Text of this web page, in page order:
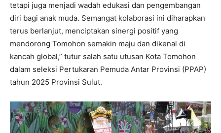
tetapi juga menjadi wadah edukasi dan pengembangan
diri bagi anak muda. Semangat kolaborasi ini diharapkan
terus berlanjut, menciptakan sinergi positif yang
mendorong Tomohon semakin maju dan dikenal di
kancah global,” tutur salah satu utusan Kota Tomohon
dalam seleksi Pertukaran Pemuda Antar Provinsi (PPAP)
tahun 2025 Provinsi Sulut.